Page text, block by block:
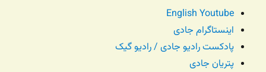
English Youtube
اینستاگرام جادی
پادکست رادیو جادی / رادیو گیک
پتریان جادی